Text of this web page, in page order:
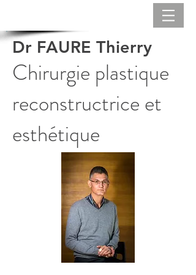
Dr FAURE Thierry
Chirurgie plastique
reconstructrice et
esthétique